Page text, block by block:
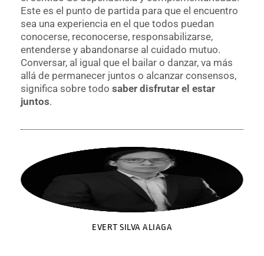
EVERT SILVA ALIAGA
Este es el punto de partida para que el encuentro
sea una experiencia en el que todos puedan
conocerse, reconocerse, responsabilizarse,
entenderse y abandonarse al cuidado mutuo.
Conversar, al igual que el bailar o danzar, va más
allá de permanecer juntos o alcanzar consensos,
significa sobre todo saber disfrutar el estar
juntos.